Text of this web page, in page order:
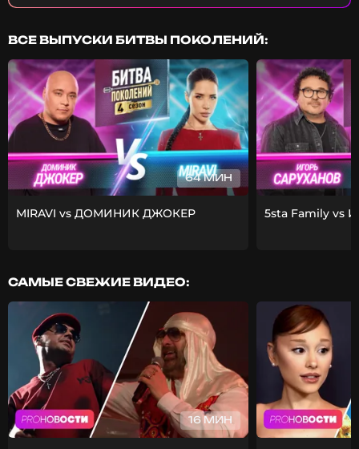
ВСЕ ВЫПУСКИ БИТВЫ ПОКОЛЕНИЙ:
64 МИН
MIRAVI vs ДОМИНИК ДЖОКЕР 5sta Family vs
САМЫЕ СВЕЖИЕ ВИДЕО:
16 МИН